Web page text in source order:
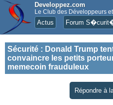
Developpez.com
Le Club des Développeurs
Actus Forum
Sécurité : Donald Trump
convaincre les petits
memecoin frauduleux
Répondre à